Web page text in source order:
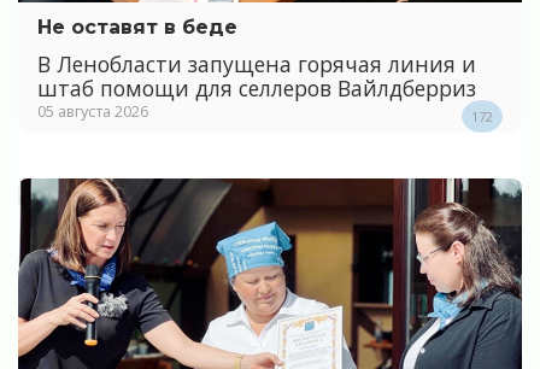
Не оставят в беде
В Ленобласти запущена горячая линия и
штаб помощи для селлеров Вайлдберриз
05 августа 2026 172